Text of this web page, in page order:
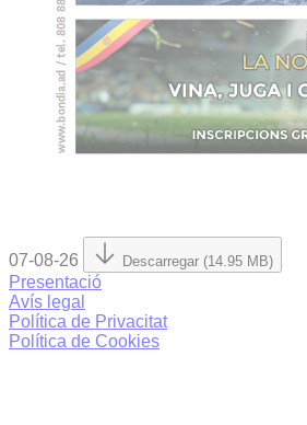
07-08-26 Descarregar (14.95 MB)
Presentació
Avís legal
Política de Privacitat
Política de Cookies